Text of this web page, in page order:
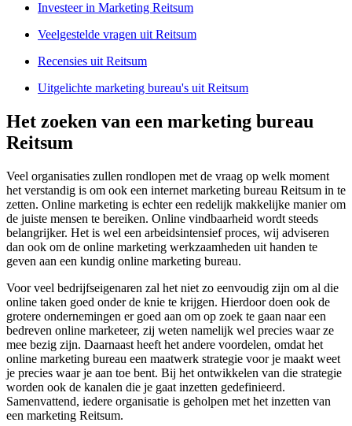
Investeer in Marketing Reitsum
Veelgestelde vragen uit Reitsum
Recensies uit Reitsum
Uitgelichte marketing bureau's uit Reitsum
Het zoeken van een marketing bureau
Reitsum
Veel organisaties zullen rondlopen met de vraag op welk moment
het verstandig is om ook een internet marketing bureau Reitsum in te
zetten. Online marketing is echter een redelijk makkelijke manier om
de juiste mensen te bereiken. Online vindbaarheid wordt steeds
belangrijker. Het is wel een arbeidsintensief proces, wij adviseren
dan ook om de online marketing werkzaamheden uit handen te
geven aan een kundig online marketing bureau.
Voor veel bedrijfseigenaren zal het niet zo eenvoudig zijn om al die
online taken goed onder de knie te krijgen. Hierdoor doen ook de
grotere ondernemingen er goed aan om op zoek te gaan naar een
bedreven online marketeer, zij weten namelijk wel precies waar ze
mee bezig zijn. Daarnaast heeft het andere voordelen, omdat het
online marketing bureau een maatwerk strategie voor je maakt weet
je precies waar je aan toe bent. Bij het ontwikkelen van die strategie
worden ook de kanalen die je gaat inzetten gedefinieerd.
Samenvattend, iedere organisatie is geholpen met het inzetten van
een marketing Reitsum.